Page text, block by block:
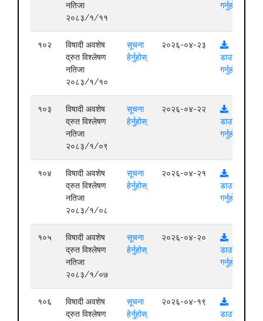
नतिजा
२०८३/१/११
गर्नुहोस्
१०२
विषादी अवशेष
द्रुत विश्लेषण
नतिजा
२०८३/१/१०
सूचना
हेर्नुहोस्
२०२६-०४-२३
डाउनलोड
गर्नुहोस्
१०३
विषादी अवशेष
द्रुत विश्लेषण
नतिजा
२०८३/१/०९
सूचना
हेर्नुहोस्
२०२६-०४-२२
डाउनलोड
गर्नुहोस्
१०४
विषादी अवशेष
द्रुत विश्लेषण
नतिजा
२०८३/१/०८
सूचना
हेर्नुहोस्
२०२६-०४-२१
डाउनलोड
गर्नुहोस्
१०५
विषादी अवशेष
द्रुत विश्लेषण
नतिजा
२०८३/१/०७
सूचना
हेर्नुहोस्
२०२६-०४-२०
डाउनलोड
गर्नुहोस्
१०६
विषादी अवशेष
द्रुत विश्लेषण
सूचना
हेर्नुहोस्
२०२६-०४-१९
डाउनलोड